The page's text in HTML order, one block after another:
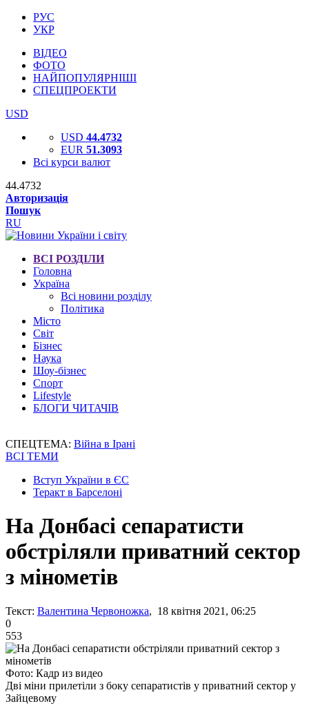
РУС
УКР
ВІДЕО
ФОТО
НАЙПОПУЛЯРНІШІ
СПЕЦПРОЕКТИ
USD
USD 44.4732
EUR 51.3093
Всі курси валют
44.4732
Авторизація
Пошук
RU
ВСІ РОЗДІЛИ
Головна
Україна
Всі новини розділу
Політика
Місто
Світ
Бізнес
Наука
Шоу-бізнес
Спорт
Lifestyle
БЛОГИ ЧИТАЧІВ
СПЕЦТЕМА: Війна в Ірані
ВСІ ТЕМИ
Вступ України в ЄС
Теракт в Барселоні
На Донбасі сепаратисти
обстріляли приватний сектор
з мінометів
Текст: Валентина Червоножка, 18 квітня 2021, 06:25
0
553
Фото: Кадр из видео
Дві міни прилетіли з боку сепаратистів у приватний сектор у
Зайцевому